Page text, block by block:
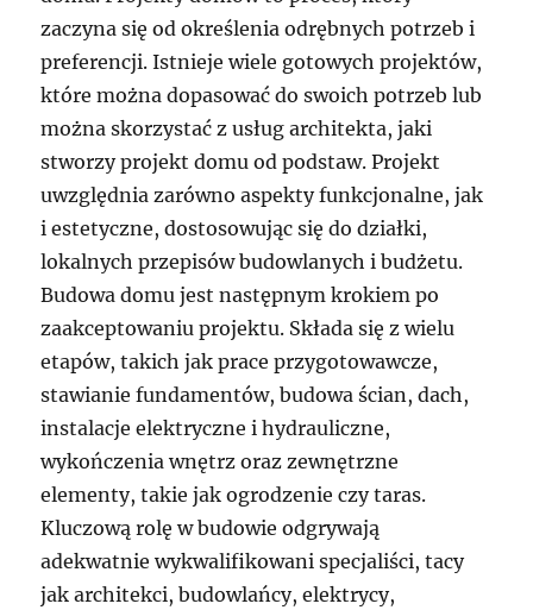
zaczyna się od określenia odrębnych potrzeb i
preferencji. Istnieje wiele gotowych projektów,
które można dopasować do swoich potrzeb lub
można skorzystać z usług architekta, jaki
stworzy projekt domu od podstaw. Projekt
uwzględnia zarówno aspekty funkcjonalne, jak
i estetyczne, dostosowując się do działki,
lokalnych przepisów budowlanych i budżetu.
Budowa domu jest następnym krokiem po
zaakceptowaniu projektu. Składa się z wielu
etapów, takich jak prace przygotowawcze,
stawianie fundamentów, budowa ścian, dach,
instalacje elektryczne i hydrauliczne,
wykończenia wnętrz oraz zewnętrzne
elementy, takie jak ogrodzenie czy taras.
Kluczową rolę w budowie odgrywają
adekwatnie wykwalifikowani specjaliści, tacy
jak architekci, budowlańcy, elektrycy,